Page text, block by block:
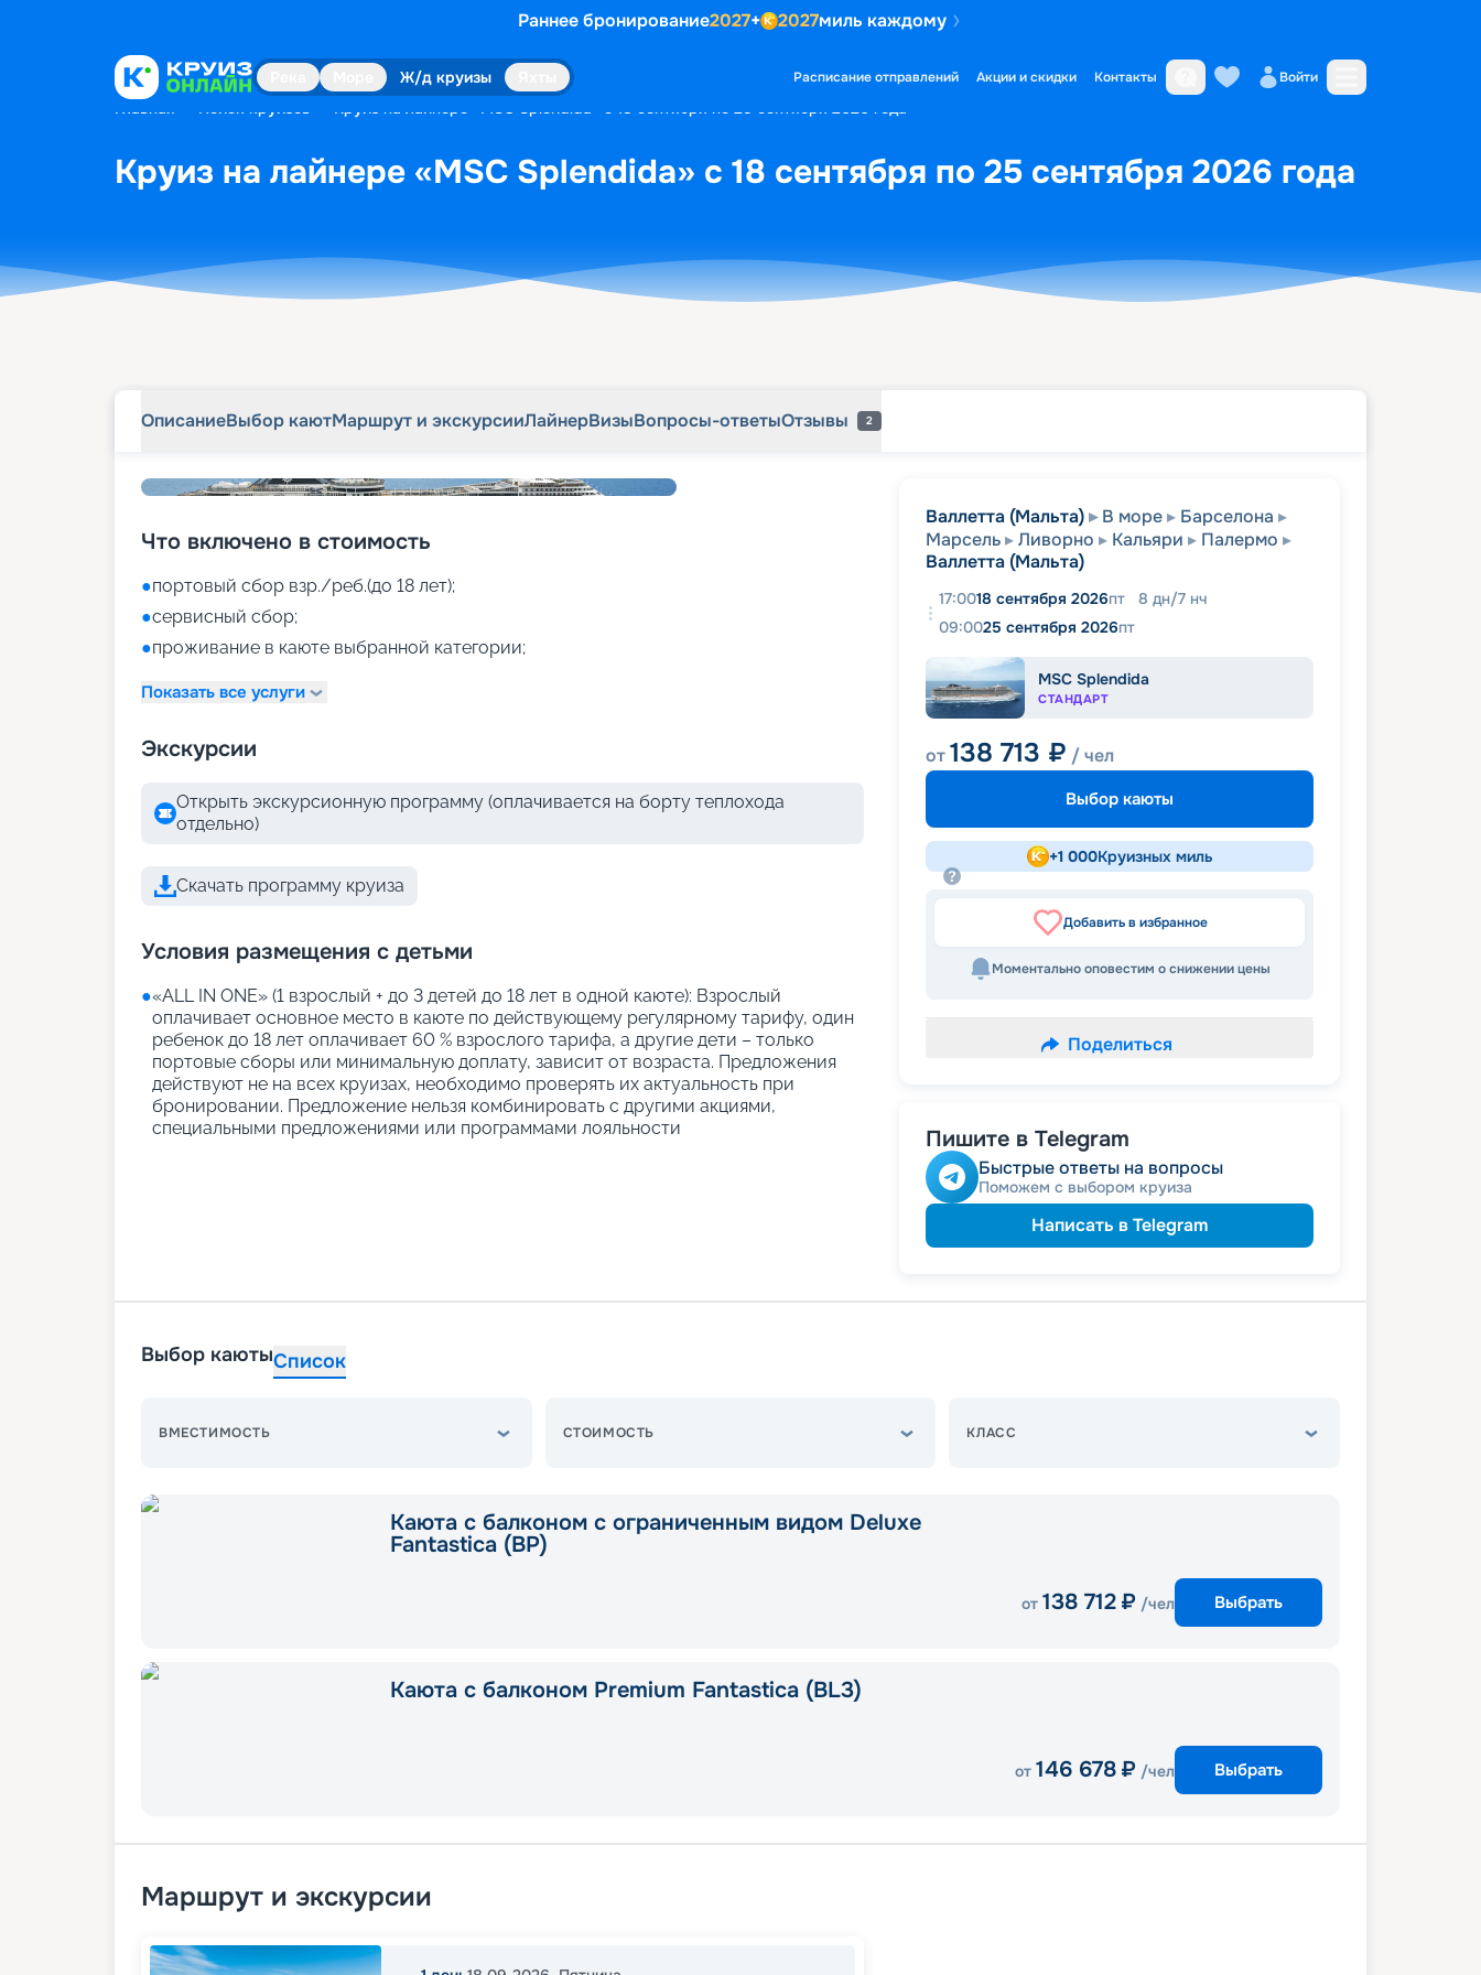
Раннее бронирование2027+ 2027миль каждому
Ж/д круизы Расписание отправлений Акции и скидки Контакты Войти
Главная Поиск круизов Круиз на лайнере «MSC Splendida» с 18 сентября по 25 сентября 2026 года
Круиз на лайнере «MSC Splendida» с 18 сентября по 25 сентября 2026 года
ОписаниеВыбор каютМаршрут и экскурсииЛайнерВизыВопросы-ответыОтзывы 2
Что включено в стоимость
●портовый сбор взр./реб.(до 18 лет);
●сервисный сбор;
●проживание в каюте выбранной категории;
Показать все услуги
Экскурсии
Открыть экскурсионную программу (оплачивается на борту теплохода
отдельно)
Скачать программу круиза
Условия размещения с детьми
●«АLL IN ONE» (1 взрослый + до 3 детей до 18 лет в одной каюте): Взрослый
оплачивает основное место в каюте по действующему регулярному тарифу, один
ребенок до 18 лет оплачивает 60 % взрослого тарифа, а другие дети – только
портовые сборы или минимальную доплату, зависит от возраста. Предложения
действуют не на всех круизах, необходимо проверять их актуальность при
бронировании. Предложение нельзя комбинировать с другими акциями,
специальными предложениями или программами лояльности
Валлетта (Мальта) В море
Барселона
Марсель
Ливорно Кальяри
Палермо
Валлетта (Мальта)
17:0018 сентября 2026пт 8 дн/7 нч
09:0025 сентября 2026пт
MSC Splendida
СТАНДАРТ
от138 713 ₽ / чел
Выбор каюты
+1 000Круизных миль
Добавить в избранное
Моментально оповестим о снижении цены
Поделиться
Пишите в Telegram
Быстрые ответы на вопросы
Поможем с выбором круиза
Написать в Telegram
Выбор каютыСписок
ВМЕСТИМОСТЬ СТОИМОСТЬ КЛАСС
Каюта с балконом с ограниченным видом Deluxe
Fantastica (BP)
от 138 712 ₽ /чел Выбрать
Каюта с балконом Premium Fantastica (BL3)
от 146 678 ₽ /чел Выбрать
Маршрут и экскурсии